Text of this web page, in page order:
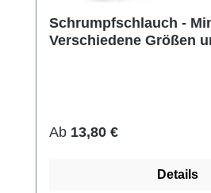
Schrumpfschlauch -
Verschiedene Größen
Regulärer Preis:
Ab 13,80 €
Details